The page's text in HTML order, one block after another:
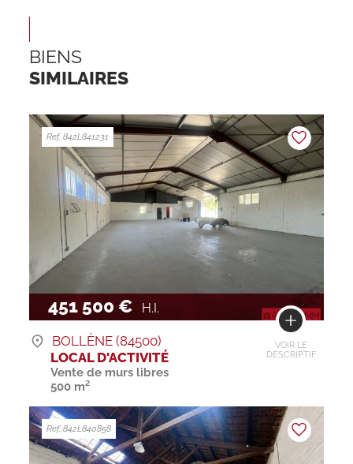
BIENS
SIMILAIRES
451 500 € H.I.
VOIR LE
DESCRIPTIF
Ref. 842L841231
BOLLÈNE (84500)
LOCAL D'ACTIVITÉ
Vente de murs libres
500 m²
Ref. 842L840858